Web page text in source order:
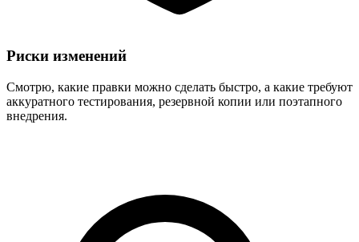
Риски изменений
Смотрю, какие правки можно сделать быстро, а какие требуют
аккуратного тестирования, резервной копии или поэтапного
внедрения.